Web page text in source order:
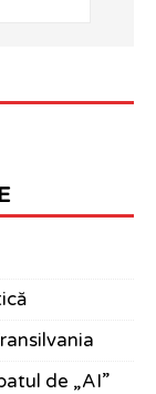
de „AI”